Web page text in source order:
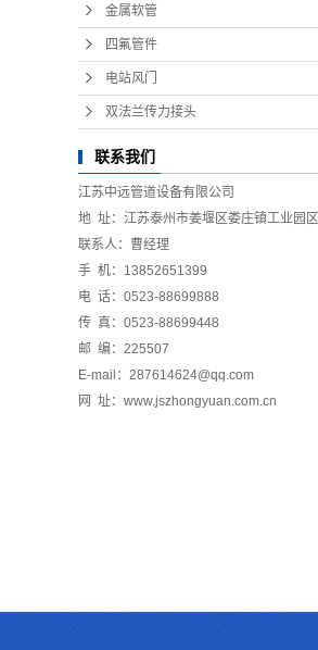
金属软管
四氟管件
电站风门
双法兰传力接头
联系我们
江苏中远管道设备有限公司
地 址：江苏泰州市姜堰区娄庄镇工业园区
联系人：曹经理
手 机：13852651399
电 话：0523-88699888
传 真：0523-88699448
邮 编：225507
E-mail：287614624@qq.com
网 址：www.jszhongyuan.com.cn